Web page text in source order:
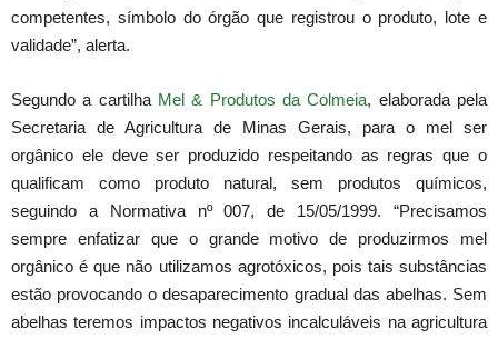
competentes, símbolo do órgão que registrou o produto, lote e
validade”, alerta.
Segundo a cartilha Mel & Produtos da Colmeia, elaborada pela
Secretaria de Agricultura de Minas Gerais, para o mel ser
orgânico ele deve ser produzido respeitando as regras que o
qualificam como produto natural, sem produtos químicos,
seguindo a Normativa nº 007, de 15/05/1999. “Precisamos
sempre enfatizar que o grande motivo de produzirmos mel
orgânico é que não utilizamos agrotóxicos, pois tais substâncias
estão provocando o desaparecimento gradual das abelhas. Sem
abelhas teremos impactos negativos incalculáveis na agricultura